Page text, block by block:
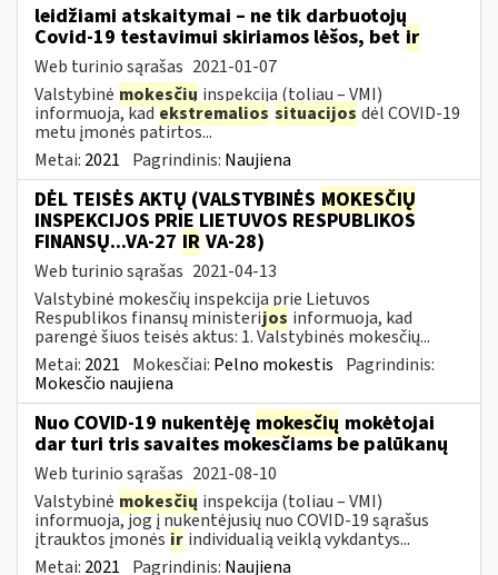
leidžiami atskaitymai – ne tik darbuotojų
Covid-19 testavimui skiriamos lėšos, bet ir
Web turinio sąrašas 2021-01-07
Valstybinė mokesčių inspekcija (toliau – VMI)
informuoja, kadekstremalios situacijos dėl COVID-19
metu įmonės patirtos...
Metai: 2021 Pagrindinis: Naujiena
DĖL TEISĖS AKTŲ (VALSTYBINĖS MOKESČIŲ
INSPEKCIJOS PRIE LIETUVOS RESPUBLIKOS
FINANSŲ...VA-27 IR VA-28)
Web turinio sąrašas 2021-04-13
Valstybinė mokesčių inspekcija prie Lietuvos
Respublikos finansų ministerijos informuoja, kad
parengė šiuos teisės aktus: 1. Valstybinės mokesčių...
Metai: 2021 Mokesčiai: Pelno mokestis Pagrindinis:
Mokesčio naujiena
Nuo COVID-19 nukentėję mokesčių mokėtojai
dar turi tris savaites mokesčiams be palūkanų
Web turinio sąrašas 2021-08-10
Valstybinė mokesčių inspekcija (toliau – VMI)
informuoja, jog į nukentėjusių nuo COVID-19 sąrašus
įtrauktos įmonės ir individualią veiklą vykdantys...
Metai: 2021 Pagrindinis: Naujiena